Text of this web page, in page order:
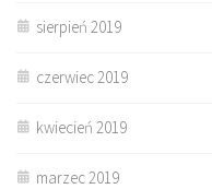
sierpień 2019
czerwiec 2019
kwiecień 2019
marzec 2019